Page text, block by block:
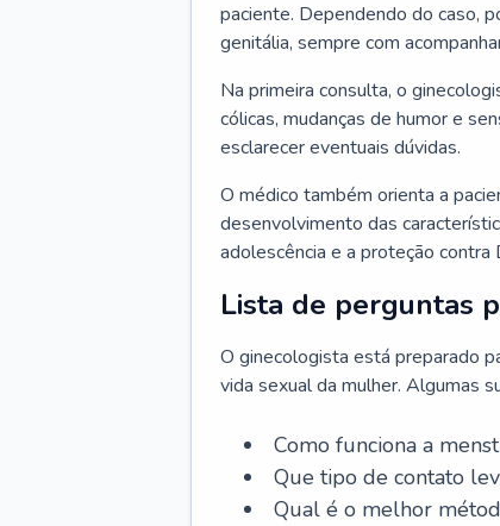
paciente. Dependendo do caso,
genitália, sempre com
Na primeira consulta, o
cólicas, mudanças de humor e
esclarecer eventuais dúvidas.
O médico também orienta a
desenvolvimento das
adolescência e a proteção contra
Lista de perguntas
O ginecologista está preparado
vida sexual da mulher. Algumas
Como funciona a
Que tipo de contato
Qual é o melhor